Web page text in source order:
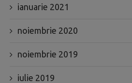
ianuarie 2021
noiembrie 2020
noiembrie 2019
iulie 2019